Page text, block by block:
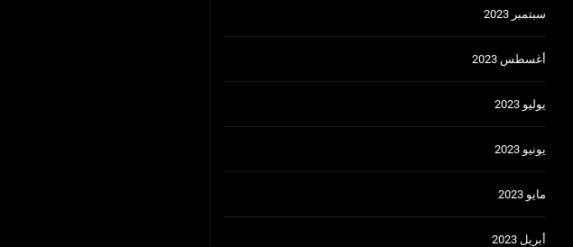
سبتمبر 2023
أغسطس 2023
يوليو 2023
يونيو 2023
مايو 2023
أبريل 2023